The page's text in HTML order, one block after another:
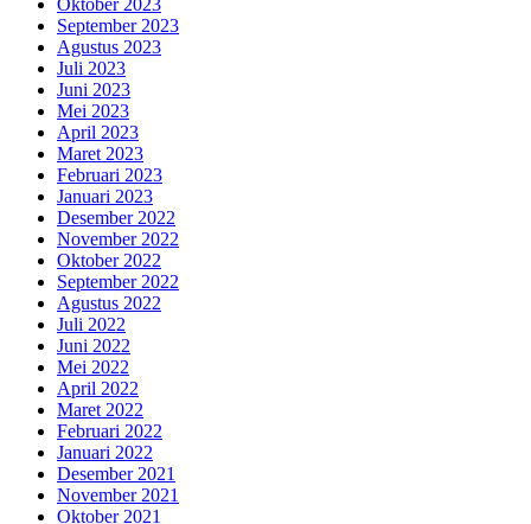
Oktober 2023
September 2023
Agustus 2023
Juli 2023
Juni 2023
Mei 2023
April 2023
Maret 2023
Februari 2023
Januari 2023
Desember 2022
November 2022
Oktober 2022
September 2022
Agustus 2022
Juli 2022
Juni 2022
Mei 2022
April 2022
Maret 2022
Februari 2022
Januari 2022
Desember 2021
November 2021
Oktober 2021